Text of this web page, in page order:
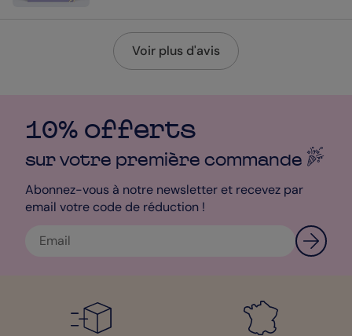
Voir plus d'avis
10% offerts
sur votre première commande
Abonnez-vous à notre newsletter et recevez par
email votre code de réduction !